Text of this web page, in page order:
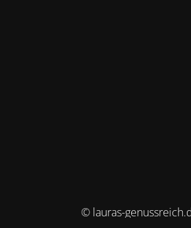
© lauras-